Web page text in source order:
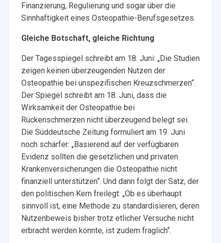
Finanzierung, Regulierung und sogar über die
Sinnhaftigkeit eines Osteopathie-Berufsgesetzes.
Gleiche Botschaft, gleiche Richtung
Der Tagesspiegel schreibt am 18. Juni: „Die Studien
zeigen keinen überzeugenden Nutzen der
Osteopathie bei unspezifischen Kreuzschmerzen“.
Der Spiegel schreibt am 18. Juni, dass die
Wirksamkeit der Osteopathie bei
Rückenschmerzen nicht überzeugend belegt sei.
Die Süddeutsche Zeitung formuliert am 19. Juni
noch schärfer: „Basierend auf der verfügbaren
Evidenz sollten die gesetzlichen und privaten
Krankenversicherungen die Osteopathie nicht
finanziell unterstützen“. Und dann folgt der Satz, der
den politischen Kern freilegt: „Ob es überhaupt
sinnvoll ist, eine Methode zu standardisieren, deren
Nutzenbeweis bisher trotz etlicher Versuche nicht
erbracht werden konnte, ist zudem fraglich“.